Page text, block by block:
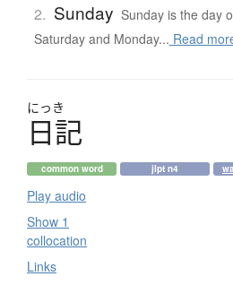
2. Sunday Sunday is the day
Saturday and Monday... Read
にっき
日記
common word jlpt n4
Play audio
Show 1
collocation
Links